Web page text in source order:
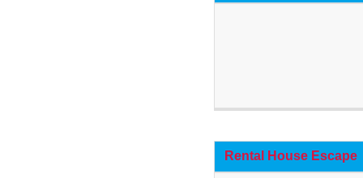
Rental House Escape